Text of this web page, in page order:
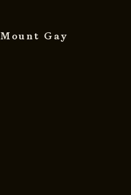
Mount Gay